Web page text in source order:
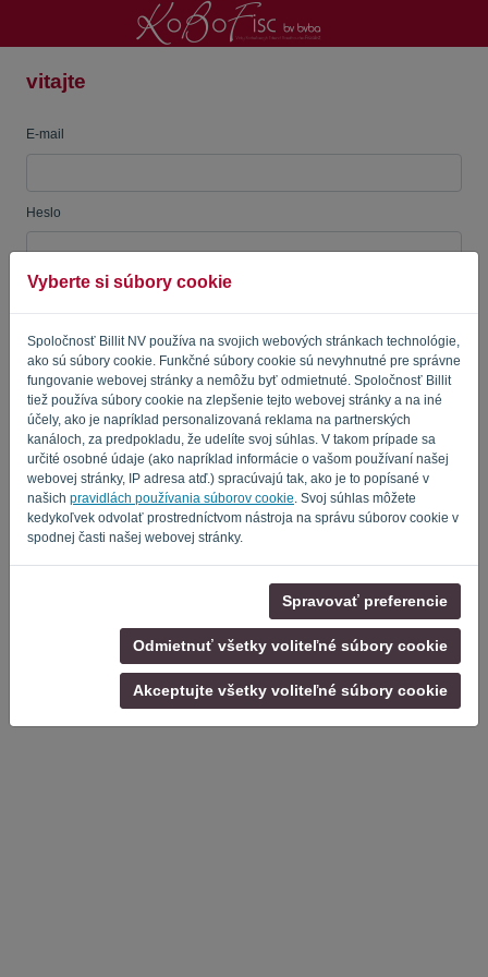
Vyberte si súbory cookie
Spoločnosť Billit NV používa na svojich webových stránkach technológie,
ako sú súbory cookie. Funkčné súbory cookie sú nevyhnutné pre správne
fungovanie webovej stránky a nemôžu byť odmietnuté. Spoločnosť Billit
tiež používa súbory cookie na zlepšenie tejto webovej stránky a na iné
účely, ako je napríklad personalizovaná reklama na partnerských
kanáloch, za predpokladu, že udelíte svoj súhlas. V takom prípade sa
určité osobné údaje (ako napríklad informácie o vašom používaní našej
webovej stránky, IP adresa atď.) spracúvajú tak, ako je to popísané v
našich pravidlách používania súborov cookie . Svoj súhlas môžete
kedykoľvek odvolať prostredníctvom nástroja na správu súborov cookie v
spodnej časti našej webovej stránky.
Spravovať preferencie
Odmietnuť všetky voliteľné súbory cookie
Akceptujte všetky voliteľné súbory cookie
vitajte
E-mail
Heslo
PRIHLÁSIŤ SA
Zásady ochrany osobných údajov-Obchodné podmienky